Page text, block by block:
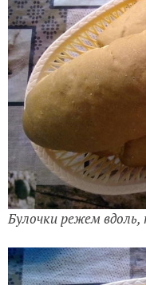
Булочки режем вдоль,